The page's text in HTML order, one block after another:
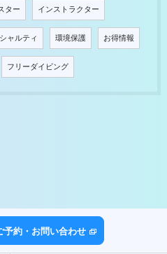
ター インストラクター
ャルティ 環境保護 お得情報
フリーダイビング
予約・お問い合わせ